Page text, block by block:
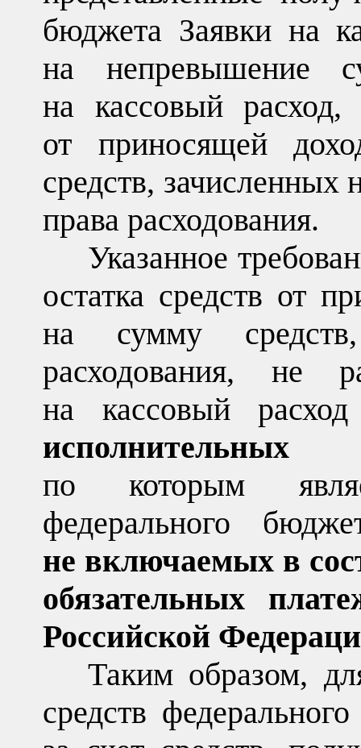
бюджета Заявки на
на непревышение
на кассовый расход,
от приносящей
средств, зачисленных
права расходования.
Указанное
остатка средств от
на сумму
расходования, не
на кассовый
исполнительных
по которым
федерального
не включаемых в
обязательных
Российской
Таким образом,
средств